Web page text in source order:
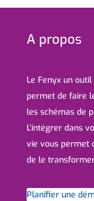
A propos
Le Fenyx un
permet de faire
les schémas de
L’intégrer dans
vie vous permet
de le
Planifier une